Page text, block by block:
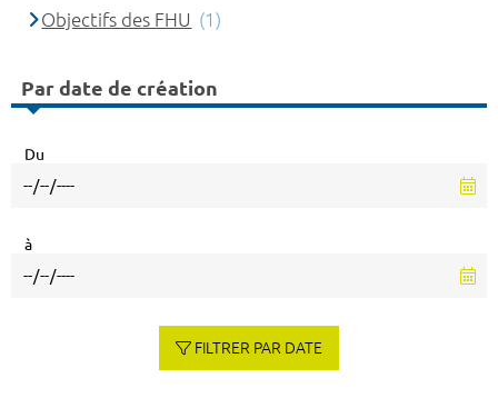
Objectifs des FHU (1)
Par date de création
Du
à
FILTRER PAR DATE